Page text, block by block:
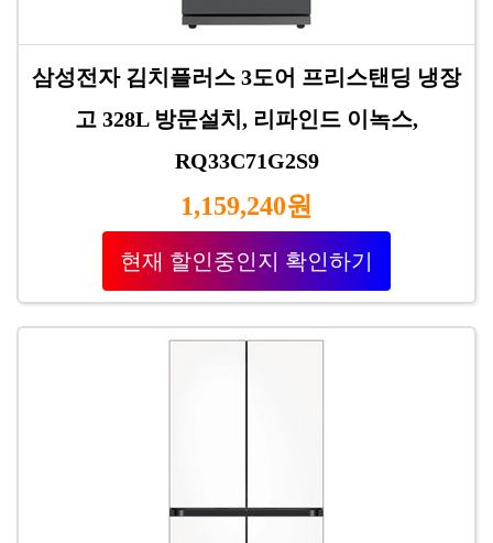
삼성전자 김치플러스 3도어 프리스탠딩 냉장
고 328L 방문설치, 리파인드 이녹스,
RQ33C71G2S9
1,159,240원
현재 할인중인지 확인하기